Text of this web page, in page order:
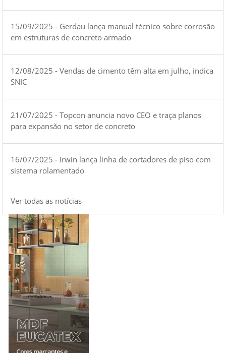
15/09/2025 - Gerdau lança manual técnico sobre corrosão
em estruturas de concreto armado
12/08/2025 - Vendas de cimento têm alta em julho, indica
SNIC
21/07/2025 - Topcon anuncia novo CEO e traça planos
para expansão no setor de concreto
16/07/2025 - Irwin lança linha de cortadores de piso com
sistema rolamentado
Ver todas as notícias